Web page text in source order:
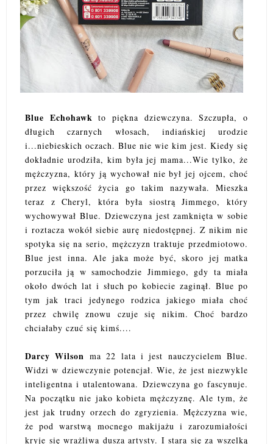
Blue Echohawk to piękna dziewczyna. Szczupła, o
długich czarnych włosach, indiańskiej urodzie
i...niebieskich oczach. Blue nie wie kim jest. Kiedy się
dokładnie urodziła, kim była jej mama...Wie tylko, że
mężczyzna, który ją wychował nie był jej ojcem, choć
przez większość życia go takim nazywała. Mieszka
teraz z Cheryl, która była siostrą Jimmego, który
wychowywał Blue. Dziewczyna jest zamknięta w sobie
i roztacza wokół siebie aurę niedostępnej. Z nikim nie
spotyka się na serio, mężczyzn traktuje przedmiotowo.
Blue jest inna. Ale jaka może być, skoro jej matka
porzuciła ją w samochodzie Jimmiego, gdy ta miała
około dwóch lat i słuch po kobiecie zaginął. Blue po
tym jak traci jedynego rodzica jakiego miała choć
przez chwilę znowu czuje się nikim. Choć bardzo
chciałaby czuć się kimś....
Darcy Wilson ma 22 lata i jest nauczycielem Blue.
Widzi w dziewczynie potencjał. Wie, że jest niezwykle
inteligentna i utalentowana. Dziewczyna go fascynuje.
Na początku nie jako kobieta mężczyznę. Ale tym, że
jest jak trudny orzech do zgryzienia. Mężczyzna wie,
że pod warstwą mocnego makijażu i zarozumiałości
kryje się wrażliwa dusza artysty. I stara się za wszelką